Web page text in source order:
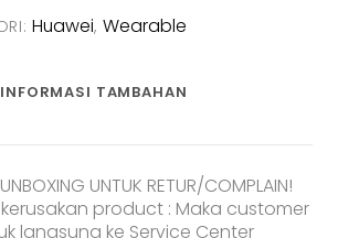
Huawei, Wearable
INFORMASI TAMBAHAN
UNTUK RETUR/COMPLAIN!
product : Maka customer
langsung ke Service Center